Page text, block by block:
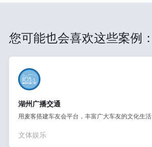
您可能也会喜欢这些案例：
湖州广播交通
用麦客搭建车友会平台，丰富广大车友的文化生活
文体娱乐